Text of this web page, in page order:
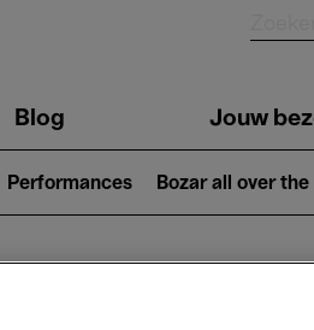
Blog Jouw
Performances Bozar all over the